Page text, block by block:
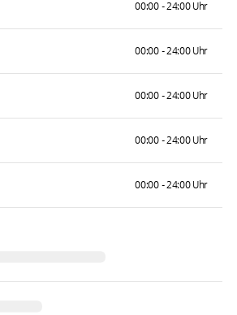
00:00 - 24:00 Uhr
00:00 - 24:00 Uhr
00:00 - 24:00 Uhr
00:00 - 24:00 Uhr
00:00 - 24:00 Uhr